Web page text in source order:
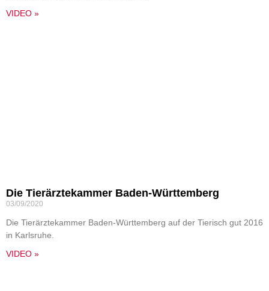
VIDEO »
Die Tierärztekammer Baden-Württemberg
03/09/2020
Die Tierärztekammer Baden-Württemberg auf der Tierisch gut 2016
in Karlsruhe.
VIDEO »